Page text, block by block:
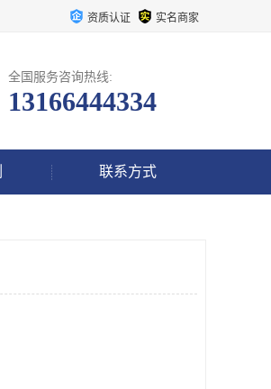
资质认证 实名商家
全国服务咨询热线:
13166444334
联系方式